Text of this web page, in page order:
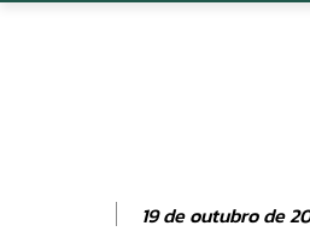
19 de outubro de